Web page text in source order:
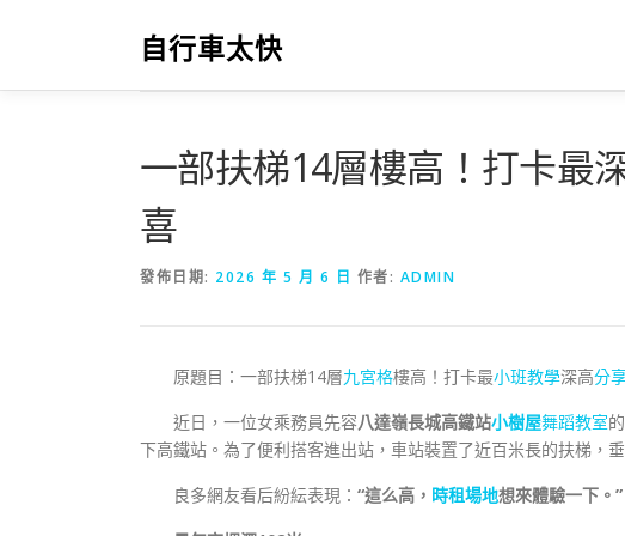
要
自行車太快
一部扶梯14層樓高！打卡最
喜
發佈日期: 2026 年 5 月 6 日 作者: ADMIN
原題目：一部扶梯14層九宮格樓高！打卡最小班教學深高分
近日，一位女乘務員先容八達嶺長城高鐵站小樹屋舞蹈教室
下高鐵站。為了便利搭客進出站，車站裝置了近百米長的扶梯，
良多網友看后紛紜表現： “這么高， 時租場地想來體驗一下。”